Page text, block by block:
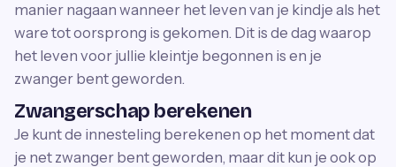
manier nagaan wanneer het leven van je kindje als het
ware tot oorsprong is gekomen. Dit is de dag waarop
het leven voor jullie kleintje begonnen is en je
zwanger bent geworden.
Zwangerschap berekenen
Je kunt de innesteling berekenen op het moment dat
je net zwanger bent geworden, maar dit kun je ook op